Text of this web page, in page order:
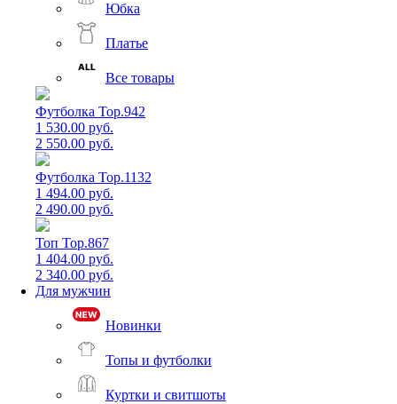
Юбка
Платье
Все товары
Футболка Top.942
1 530.00 руб.
2 550.00 руб.
Футболка Top.1132
1 494.00 руб.
2 490.00 руб.
Топ Top.867
1 404.00 руб.
2 340.00 руб.
Для мужчин
Новинки
Топы и футболки
Куртки и свитшоты